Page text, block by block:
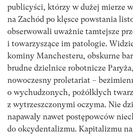
publicyści, którzy w dużej mierze
na Zachód po klęsce powstania
obserwowali uważnie tamtejsze
i towarzyszące im patologie.
kominy Manchesteru, obskurne
brudne dzielnice robotnicze
nowoczesny proletariat –
o wychudzonych, pożółkłych
z wytrzeszczonymi oczyma. Nie
napawały nawet postępowców
do okcydentalizmu. Kapitalizmu